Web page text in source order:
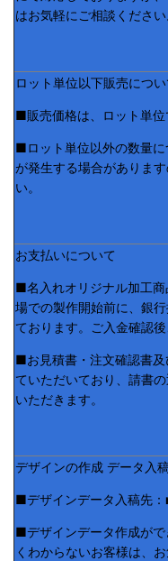
はお気軽にご相談ください
ロット単位以下販売につい
■販売価格は、ロット単位
■ロット単位以外の数量
が発生する場合がありま
い。
お支払いについて
■名入れオリジナル加工
場での製作開始前に、銀
ております。ご入金確認
■お見積書・注文確認書
ていただいており、請書
いただきます。
デザインの作成 データ入
■デザインデータ入稿先：
■デザインデータ作成がで
くわからないお客様は、